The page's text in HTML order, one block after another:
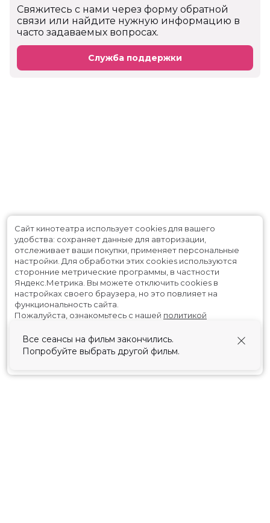
Cвяжитесь с нами через форму обратной
связи или найдите нужную информацию в
часто задаваемых вопросах.
Служба поддержки
Все сеансы на фильм закончились.
Попробуйте выбрать другой фильм.
Сайт кинотеатра использует cookies для вашего
удобства: сохраняет данные для авторизации,
отслеживает ваши покупки, применяет персональные
настройки. Для обработки этих cookies используются
сторонние метрические программы, в частности
Яндекс.Метрика. Вы можете отключить cookies в
настройках своего браузера, но это повлияет на
функциональность сайта.
Пожалуйста, ознакомьтесь с нашей политикой
Принять